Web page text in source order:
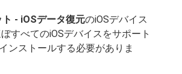
- iOSデータ復元のiOSデバイス
すべてのiOSデバイスをサポート
ンストールする必要がありま